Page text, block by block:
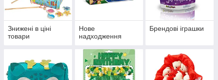
Знижені в ціні
товари
Нове
надходження
Брендові іграшки